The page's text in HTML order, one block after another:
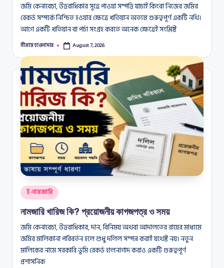
জমি কেনাবেচা, উত্তরাধিকার সূত্রে পাওয়া সম্পত্তি যাচাই কিংবা নিজের জমির
রেকর্ড সম্পর্কে নিশ্চিত হওয়ার ক্ষেত্রে খতিয়ান অত্যন্ত গুরুত্বপূর্ণ একটি নথি।
আগে একটি খতিয়ান বা পর্চা সংগ্রহ করতে অনেক ক্ষেত্রেই সংশ্লিষ্ট
Posted
সীমান্ত হাওলাদার August 7, 2026
Posted
in
ই-নামজারি
নামজারি খারিজ কি? প্রয়োজনীয় কাগজপত্র ও সময়
জমি কেনাবেচা, উত্তরাধিকার, দান, বিনিময় অথবা আদালতের রায়ের মাধ্যমে
জমির মালিকানা পরিবর্তন হলে শুধু দলিল সম্পন্ন করাই যথেষ্ট নয়। নতুন
মালিকের নামে সরকারি ভূমি রেকর্ড হালনাগাদ করাও একটি গুরুত্বপূর্ণ
প্রশাসনিক